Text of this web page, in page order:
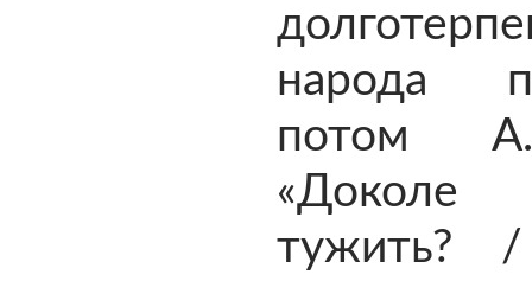
народа
потом
«Доколе
тужить?